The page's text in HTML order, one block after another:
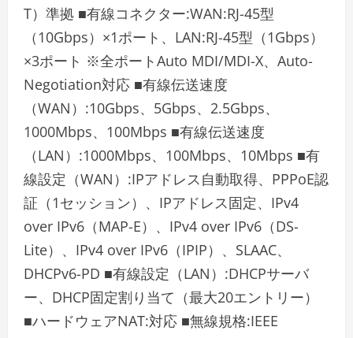
T）準拠 ■有線コネクター:WAN:RJ-45型
（10Gbps）×1ポート、LAN:RJ-45型（1Gbps）
×3ポート ※全ポートAuto MDI/MDI-X、Auto-
Negotiation対応 ■有線伝送速度
（WAN）:10Gbps、5Gbps、2.5Gbps、
1000Mbps、100Mbps ■有線伝送速度
（LAN）:1000Mbps、100Mbps、10Mbps ■有
線設定（WAN）:IPアドレス自動取得、PPPoE認
証（1セッション）、IPアドレス固定、IPv4
over IPv6（MAP-E）、IPv4 over IPv6（DS-
Lite）、IPv4 over IPv6（IPIP）、SLAAC、
DHCPv6-PD ■有線設定（LAN）:DHCPサーバ
ー、DHCP固定割り当て（最大20エントリー）
■ハードウェアNAT:対応 ■無線規格:IEEE